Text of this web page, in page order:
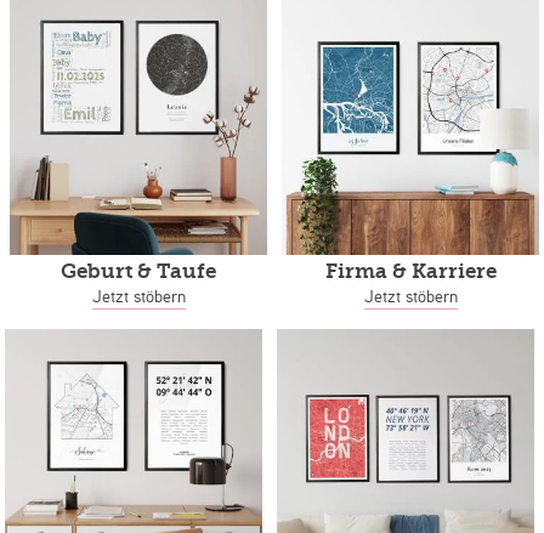
Geburt & Taufe
Jetzt stöbern
Firma & Karriere
Jetzt stöbern